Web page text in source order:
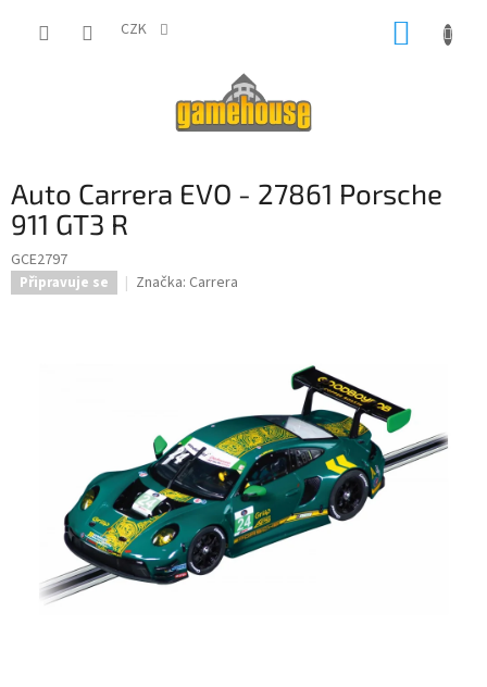
CZK
Auto Carrera EVO - 27861 Porsche
911 GT3 R
GCE2797
Připravuje se Značka: Carrera